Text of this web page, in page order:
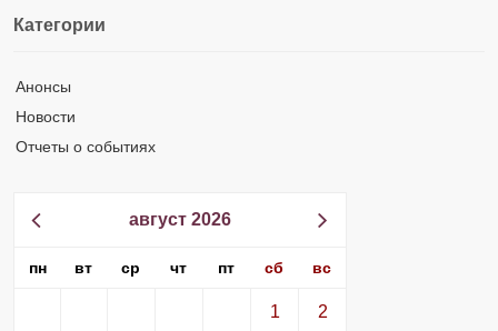
Категории
Анонсы
Новости
Отчеты о событиях
август 2026
пн вт ср чт пт сб вс
1 2